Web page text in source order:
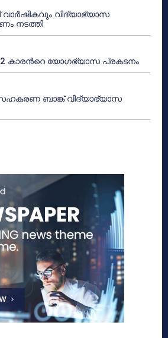
വിദ്യാഭ്യാസ
നടത്തി
കാരൻറെ യോഗഭ്യാസ പ്രകടനം
ബാങ്ക് വിദ്യാഭ്യാസ